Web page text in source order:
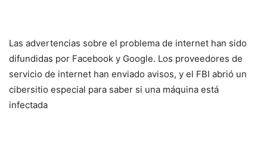
Las advertencias sobre el problema de internet han sido
difundidas por Facebook y Google. Los proveedores de
servicio de internet han enviado avisos, y el FBI abrió un
cibersitio especial para saber si una máquina está
infectada